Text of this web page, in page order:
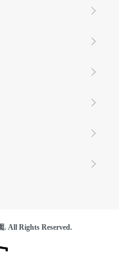
. All Rights Reserved.